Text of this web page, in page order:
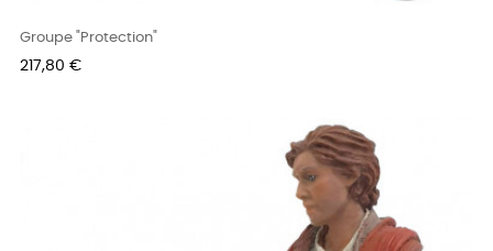
Groupe "Protection"
Prix
217,80 €